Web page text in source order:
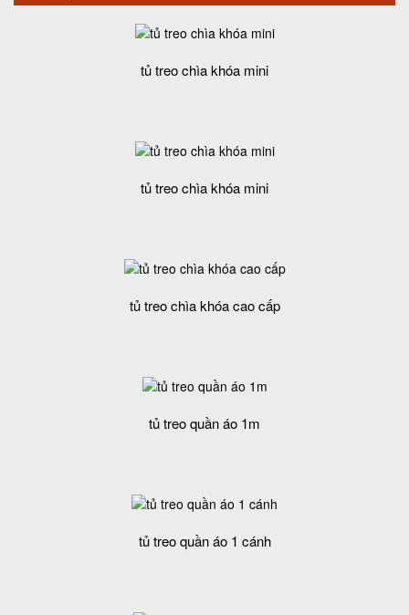
tủ treo chìa khóa mini
tủ treo chìa khóa mini
tủ treo chìa khóa cao cấp
tủ treo quần áo 1m
tủ treo quần áo 1 cánh